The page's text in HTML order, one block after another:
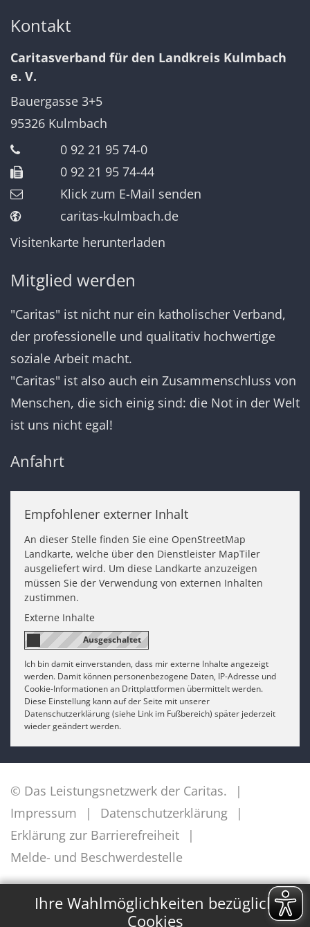
Ihre Wahlmöglichkeiten bezüglich
Cookies
✕
Kontakt
Caritasverband für den Landkreis Kulmbach
e. V.
Bauergasse 3+5
95326 Kulmbach
0 92 21 95 74-0
0 92 21 95 74-44
Klick zum E-Mail senden
caritas-kulmbach.de
Visitenkarte herunterladen
Mitglied werden
"Caritas" ist nicht nur ein katholischer Verband,
der professionelle und qualitativ hochwertige
soziale Arbeit macht.
"Caritas" ist also auch ein Zusammenschluss von
Menschen, die sich einig sind: die Not in der Welt
ist uns nicht egal!
Anfahrt
Empfohlener externer Inhalt
An dieser Stelle finden Sie eine OpenStreetMap
Landkarte, welche über den Dienstleister MapTiler
ausgeliefert wird. Um diese Landkarte anzuzeigen
müssen Sie der Verwendung von externen Inhalten
zustimmen.
Externe Inhalte
Ich bin damit einverstanden, dass mir externe Inhalte angezeigt
werden. Damit können personenbezogene Daten, IP-Adresse und
Cookie-Informationen an Drittplattformen übermittelt werden.
Diese Einstellung kann auf der Seite mit unserer
Datenschutzerklärung (siehe Link im Fußbereich) später jederzeit
wieder geändert werden.
© Das Leistungsnetzwerk der Caritas.
Impressum
Datenschutzerklärung
Erklärung zur Barrierefreiheit
Melde- und Beschwerdestelle